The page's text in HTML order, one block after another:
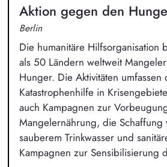
Aktion gegen den
Berlin
Die humanitäre Hilfsorganisation
als 50 Ländern weltweit
Hunger. Die Aktivitäten
Katastrophenhilfe in
auch Kampagnen zur
Mangelernährung, die Schaffung
sauberem Trinkwasser und
Kampagnen zur Sensibilisierung